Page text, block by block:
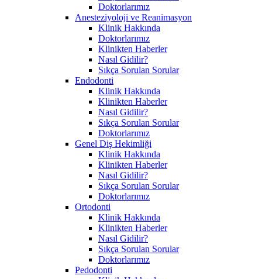
Doktorlarımız
Anesteziyoloji ve Reanimasyon
Klinik Hakkında
Doktorlarımız
Klinikten Haberler
Nasıl Gidilir?
Sıkça Sorulan Sorular
Endodonti
Klinik Hakkında
Klinikten Haberler
Nasıl Gidilir?
Sıkça Sorulan Sorular
Doktorlarımız
Genel Diş Hekimliği
Klinik Hakkında
Klinikten Haberler
Nasıl Gidilir?
Sıkça Sorulan Sorular
Doktorlarımız
Ortodonti
Klinik Hakkında
Klinikten Haberler
Nasıl Gidilir?
Sıkça Sorulan Sorular
Doktorlarımız
Pedodonti